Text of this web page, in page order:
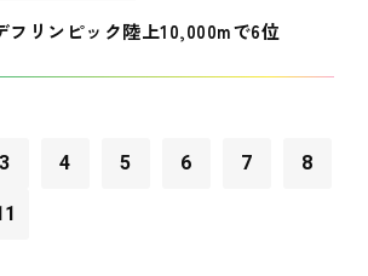
フリンピック陸上10,000mで6位
3 4 5 6 7 8